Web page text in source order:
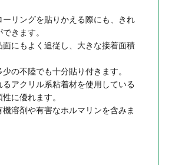
ーリングを貼りかえる際にも、きれ
きます。
面にもよく追従し、大きな接着面積
の不陸でも十分貼り付きます。
るアクリル系粘着材を使用している
に優れます。
溶剤や有害なホルマリンを含みま